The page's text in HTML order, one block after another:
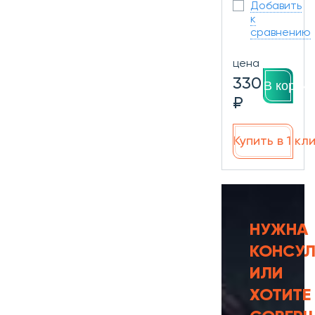
Добавить
к
сравнению
цена
330
₽
В
Купить в 1
НУЖНА
ИЛИ
ХОТИТЕ